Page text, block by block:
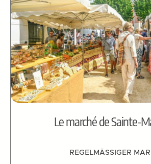
Le marché de Sainte-
REGELMÄSSIGER